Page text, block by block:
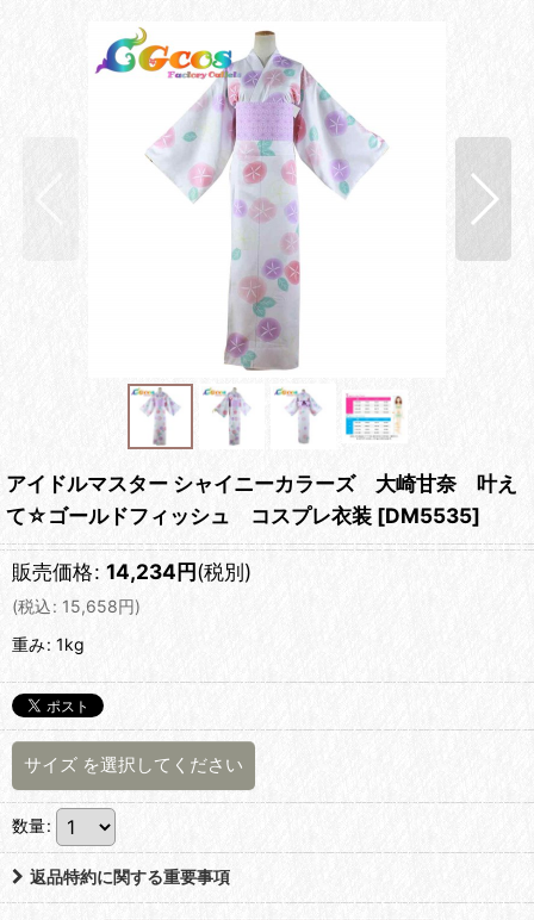
アイドルマスター シャイニーカラーズ 大崎甘奈 叶え
て☆ゴールドフィッシュ コスプレ衣装 [DM5535]
販売価格: 14,234円(税別)
(税込: 15,658円)
重み: 1kg
サイズ を選択してください
数量:
返品特約に関する重要事項